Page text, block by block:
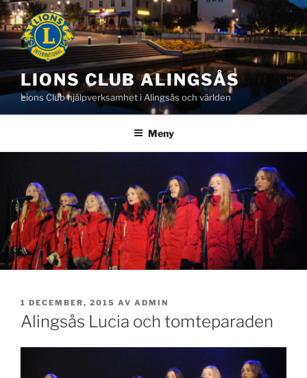
Hoppa
till
innehåll
LIONS CLUB ALINGSÅS
Lions Club hjälpverksamhet i Alingsås och världen
Meny
PUBLICERAT
1 DECEMBER, 2015 AV ADMIN
Alingsås Lucia och tomteparaden